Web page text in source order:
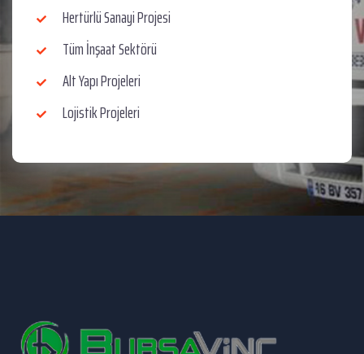
Hertürlü Sanayi Projesi
Tüm İnşaat Sektörü
Alt Yapı Projeleri
Lojistik Projeleri